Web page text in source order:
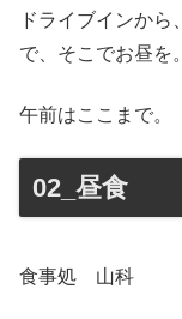
ドライブインか
で、そこでお昼を。
午前はここまで。
02_昼食
食事処 山科